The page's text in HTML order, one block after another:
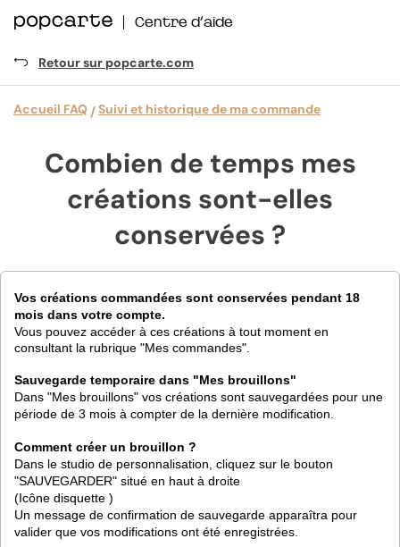
Centre d’aide
Retour sur popcarte.com
Accueil FAQ Suivi et historique de ma commande
Combien de temps mes
créations sont-elles
conservées ?
Vos créations commandées sont conservées pendant 18
mois dans votre compte.
Vous pouvez accéder à ces créations à tout moment en
consultant la rubrique "Mes commandes".
Sauvegarde temporaire dans "Mes brouillons"
Dans "Mes brouillons" vos créations sont sauvegardées pour une
période de 3 mois à compter de la dernière modification.
Comment créer un brouillon ?
Dans le studio de personnalisation, cliquez sur le bouton
"SAUVEGARDER" situé en haut à droite
(Icône disquette )
Un message de confirmation de sauvegarde apparaîtra pour
valider que vos modifications ont été enregistrées.